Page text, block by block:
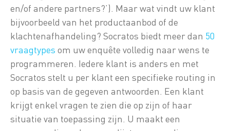
en/of andere partners?’). Maar wat vindt uw klant
bijvoorbeeld van het productaanbod of de
klachtenafhandeling? Socratos biedt meer dan 50
vraagtypes om uw enquête volledig naar wens te
programmeren. Iedere klant is anders en met
Socratos stelt u per klant een specifieke routing in
op basis van de gegeven antwoorden. Een klant
krijgt enkel vragen te zien die op zijn of haar
situatie van toepassing zijn. U maakt een